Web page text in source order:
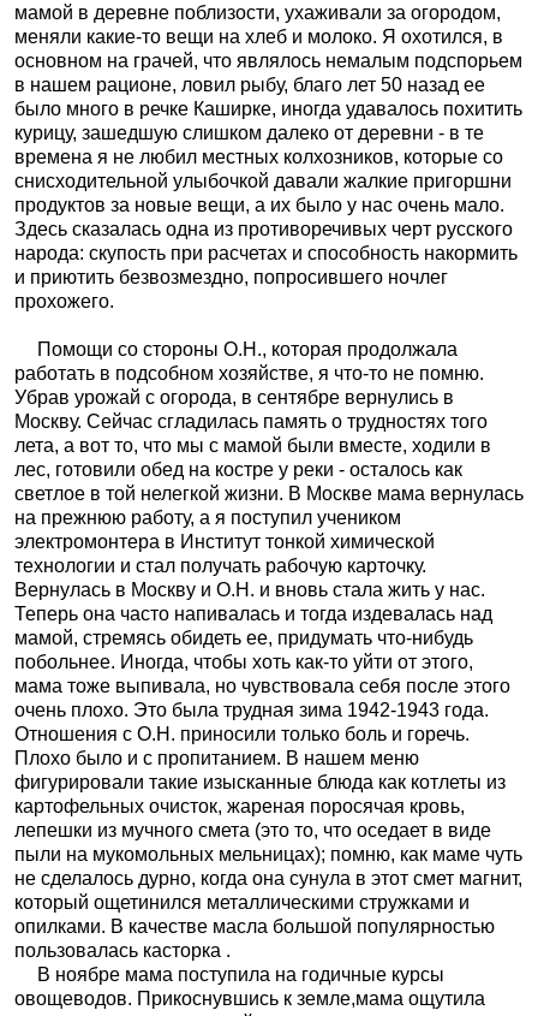
мамой в деревне поблизости, ухаживали за огородом,
меняли какие-то вещи на хлеб и молоко. Я охотился, в
основном на грачей, что являлось немалым подспорьем
в нашем рационе, ловил рыбу, благо лет 50 назад ее
было много в речке Каширке, иногда удавалось похитить
курицу, зашедшую слишком далеко от деревни - в те
времена я не любил местных колхозников, которые со
снисходительной улыбочкой давали жалкие пригоршни
продуктов за новые вещи, а их было у нас очень мало.
Здесь сказалась одна из противоречивых черт русского
народа: скупость при расчетах и способность накормить
и приютить безвозмездно, попросившего ночлег
прохожего.
Помощи со стороны О.Н., которая продолжала
работать в подсобном хозяйстве, я что-то не помню.
Убрав урожай с огорода, в сентябре вернулись в
Москву. Сейчас сгладилась память о трудностях того
лета, а вот то, что мы с мамой были вместе, ходили в
лес, готовили обед на костре у реки - осталось как
светлое в той нелегкой жизни. В Москве мама вернулась
на прежнюю работу, а я поступил учеником
электромонтера в Институт тонкой химической
технологии и стал получать рабочую карточку.
Вернулась в Москву и О.Н. и вновь стала жить у нас.
Теперь она часто напивалась и тогда издевалась над
мамой, стремясь обидеть ее, придумать что-нибудь
побольнее. Иногда, чтобы хоть как-то уйти от этого,
мама тоже выпивала, но чувствовала себя после этого
очень плохо. Это была трудная зима 1942-1943 года.
Отношения с О.Н. приносили только боль и горечь.
Плохо было и с пропитанием. В нашем меню
фигурировали такие изысканные блюда как котлеты из
картофельных очисток, жареная поросячая кровь,
лепешки из мучного смета (это то, что оседает в виде
пыли на мукомольных мельницах); помню, как маме чуть
не сделалось дурно, когда она сунула в этот смет магнит,
который ощетинился металлическими стружками и
опилками. В качестве масла большой популярностью
пользовалась касторка .
В ноябре мама поступила на годичные курсы
овощеводов. Прикоснувшись к земле,мама ощутила